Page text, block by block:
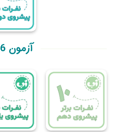
آزمون 26 آذر